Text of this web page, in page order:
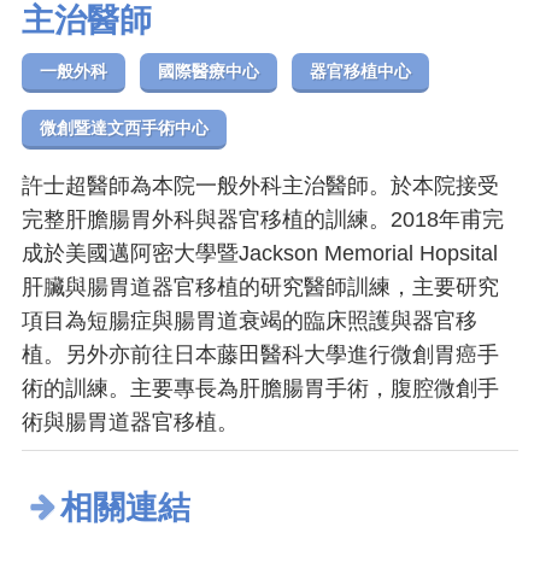
主治醫師
一般外科 國際醫療中心 器官移植中心
微創暨達文西手術中心
許士超醫師為本院一般外科主治醫師。於本院接受
完整肝膽腸胃外科與器官移植的訓練。2018年甫完
成於美國邁阿密大學暨Jackson Memorial Hopsital
肝臟與腸胃道器官移植的研究醫師訓練，主要研究
項目為短腸症與腸胃道衰竭的臨床照護與器官移
植。另外亦前往日本藤田醫科大學進行微創胃癌手
術的訓練。主要專長為肝膽腸胃手術，腹腔微創手
術與腸胃道器官移植。
相關連結